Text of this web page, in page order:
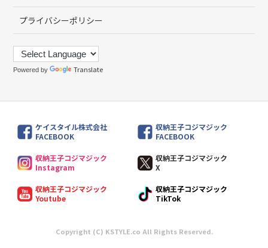
プライバシーポリシー
Powered by Translate
ケイスタイル株式会社
FACEBOOK
収納王子コジマジック
FACEBOOK
収納王子コジマジック
Instagram
収納王子コジマジック
X
収納王子コジマジック
Youtube
収納王子コジマジック
TikTok
Copyright (C) KSTYLE.co All Rights Reserved.